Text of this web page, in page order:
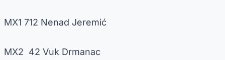
MX1 712 Nenad Jeremić
MX2 42 Vuk Drmanac